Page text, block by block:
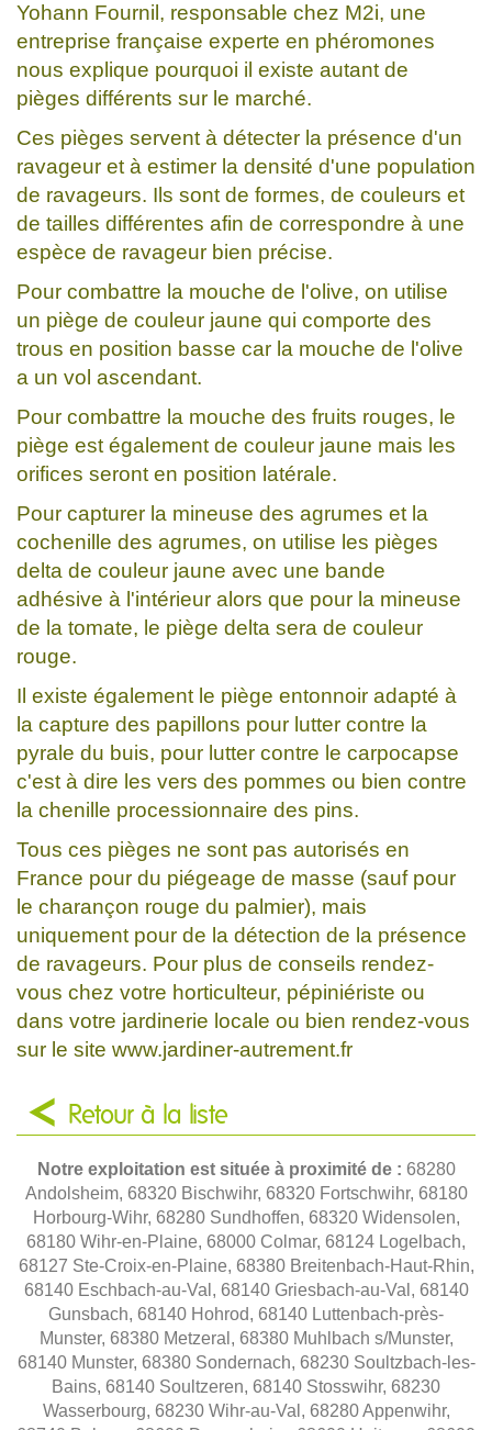
Yohann Fournil, responsable chez M2i, une
entreprise française experte en phéromones
nous explique pourquoi il existe autant de
pièges différents sur le marché.
Ces pièges servent à détecter la présence d'un
ravageur et à estimer la densité d'une population
de ravageurs. Ils sont de formes, de couleurs et
de tailles différentes afin de correspondre à une
espèce de ravageur bien précise.
Pour combattre la mouche de l'olive, on utilise
un piège de couleur jaune qui comporte des
trous en position basse car la mouche de l'olive
a un vol ascendant.
Pour combattre la mouche des fruits rouges, le
piège est également de couleur jaune mais les
orifices seront en position latérale.
Pour capturer la mineuse des agrumes et la
cochenille des agrumes, on utilise les pièges
delta de couleur jaune avec une bande
adhésive à l'intérieur alors que pour la mineuse
de la tomate, le piège delta sera de couleur
rouge.
Il existe également le piège entonnoir adapté à
la capture des papillons pour lutter contre la
pyrale du buis, pour lutter contre le carpocapse
c'est à dire les vers des pommes ou bien contre
la chenille processionnaire des pins.
Tous ces pièges ne sont pas autorisés en
France pour du piégeage de masse (sauf pour
le charançon rouge du palmier), mais
uniquement pour de la détection de la présence
de ravageurs. Pour plus de conseils rendez-
vous chez votre horticulteur, pépiniériste ou
dans votre jardinerie locale ou bien rendez-vous
sur le site www.jardiner-autrement.fr
Retour à la liste
Notre exploitation est située à proximité de : 68280
Andolsheim, 68320 Bischwihr, 68320 Fortschwihr, 68180
Horbourg-Wihr, 68280 Sundhoffen, 68320 Widensolen,
68180 Wihr-en-Plaine, 68000 Colmar, 68124 Logelbach,
68127 Ste-Croix-en-Plaine, 68380 Breitenbach-Haut-Rhin,
68140 Eschbach-au-Val, 68140 Griesbach-au-Val, 68140
Gunsbach, 68140 Hohrod, 68140 Luttenbach-près-
Munster, 68380 Metzeral, 68380 Muhlbach s/Munster,
68140 Munster, 68380 Sondernach, 68230 Soultzbach-les-
Bains, 68140 Soultzeren, 68140 Stosswihr, 68230
Wasserbourg, 68230 Wihr-au-Val, 68280 Appenwihr,